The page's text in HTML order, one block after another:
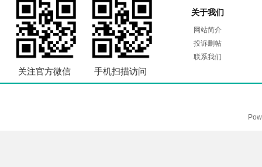
关注官方微信 手机扫描访问
关于我们
网站简介
投诉删帖
联系我们